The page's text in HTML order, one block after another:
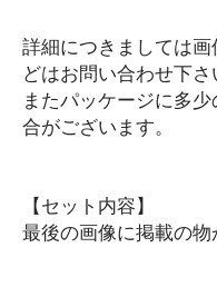
カードリーダー
ケーブル類
スピーカー類
その他
ハードウェア
キーボード
詳細につきましては
どはお問い合わせ下さ
またパッケージに多
合がございます。
【セット内容】
最後の画像に掲載の物